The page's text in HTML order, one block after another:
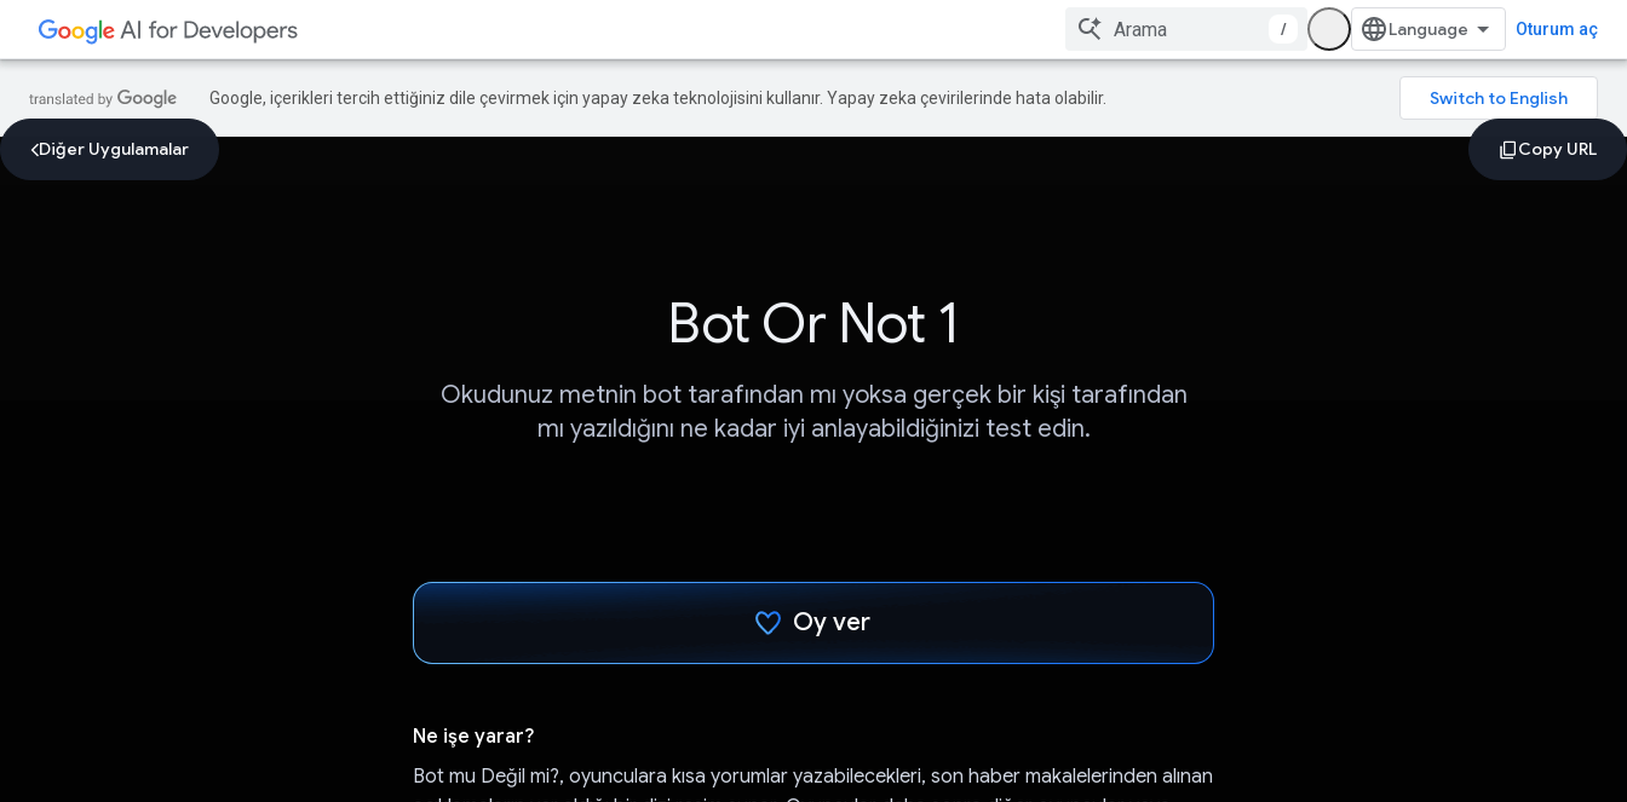
/ Oturum aç
Google, içerikleri tercih ettiğiniz dile çevirmek için yapay zeka teknolojisini kullanır. Yapay zeka çevirilerinde hata olabilir.
Diğer Uygulamalar
Bot Or Not 1
Okudunuz metnin bot tarafından mı yoksa gerçek bir kişi tarafından
mı yazıldığını ne kadar iyi anlayabildiğinizi test edin.
Oy ver
Ne işe yarar?
Bot mu Değil mi?, oyunculara kısa yorumlar yazabilecekleri, son haber makalelerinden alınan